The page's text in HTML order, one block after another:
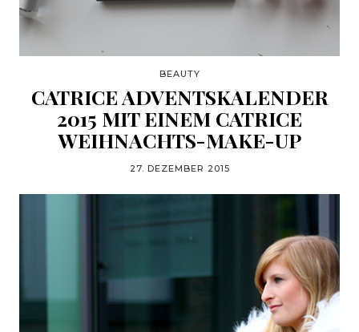
BEAUTY
CATRICE ADVENTSKALENDER
2015 MIT EINEM CATRICE
WEIHNACHTS-MAKE-UP
27. DEZEMBER 2015